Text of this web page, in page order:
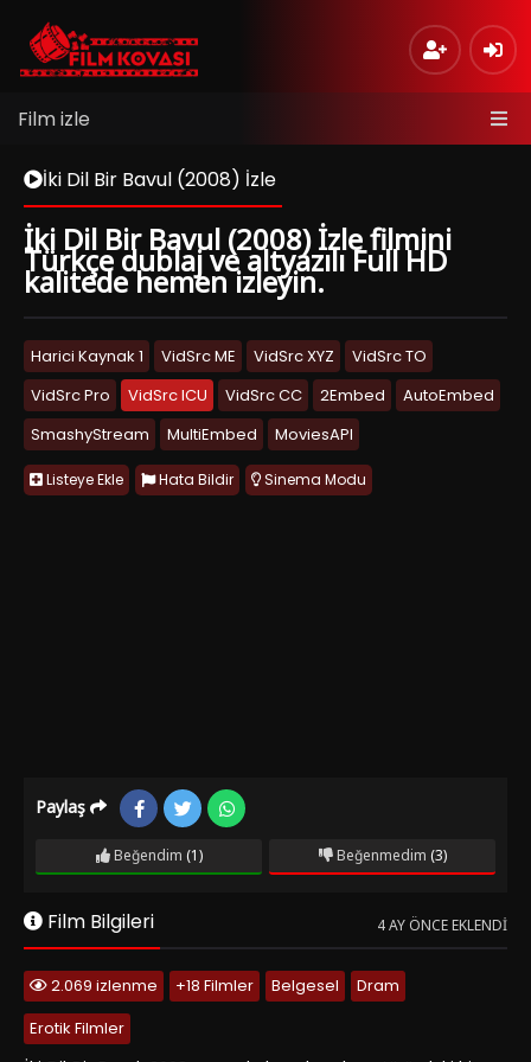
Film izle
İki Dil Bir Bavul (2008) İzle
İki Dil Bir Bavul (2008) İzle filmini
Türkçe dublaj ve altyazılı Full HD
kalitede hemen izleyin.
Harici Kaynak 1 VidSrc ME VidSrc XYZ
VidSrc TO
VidSrc Pro
VidSrc ICU VidSrc CC 2Embed
AutoEmbed
SmashyStream
MultiEmbed MoviesAPI
Listeye Ekle Hata Bildir Sinema Modu
Paylaş
Beğendim (1) Beğenmedim (3)
Film Bilgileri 4 AY ÖNCE EKLENDI
2.069 izlenme +18 Filmler Belgesel
Dram
Erotik Filmler